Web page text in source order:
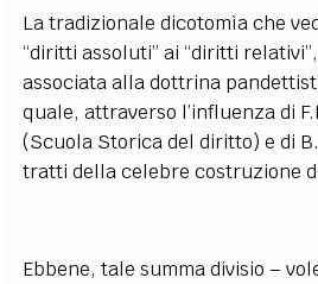
La tradizionale dicotomìa che
“diritti assoluti” ai “diritti
associata alla dottrina
quale, attraverso l’influenza di
(Scuola Storica del diritto) e di
tratti della celebre costruzione
Ebbene, tale summa divisio –